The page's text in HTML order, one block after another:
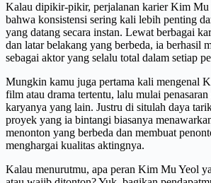
Kalau dipikir-pikir, perjalanan karier Kim Mu
bahwa konsistensi sering kali lebih penting
yang datang secara instan. Lewat berbagai
dan latar belakang yang berbeda, ia berhasil
sebagai aktor yang selalu total dalam setiap
Mungkin kamu juga pertama kali mengenal
film atau drama tertentu, lalu mulai
karyanya yang lain. Justru di situlah daya
proyek yang ia bintangi biasanya
menonton yang berbeda dan membuat
menghargai kualitas aktingnya.
Kalau menurutmu, apa peran Kim Mu Yeol